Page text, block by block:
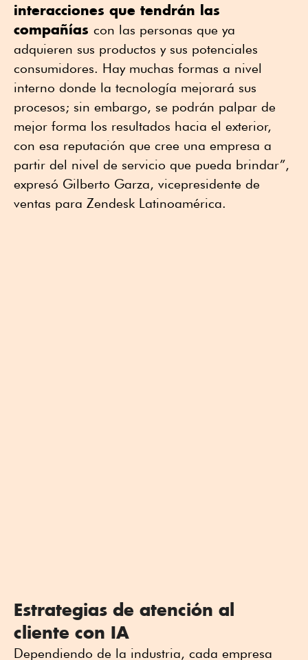
interacciones que tendrán las
compañías con las personas que ya
adquieren sus productos y sus potenciales
consumidores. Hay muchas formas a nivel
interno donde la tecnología mejorará sus
procesos; sin embargo, se podrán palpar de
mejor forma los resultados hacia el exterior,
con esa reputación que cree una empresa a
partir del nivel de servicio que pueda brindar”,
expresó Gilberto Garza, vicepresidente de
ventas para Zendesk Latinoamérica.
Estrategias de atención al
cliente con IA
Dependiendo de la industria, cada empresa